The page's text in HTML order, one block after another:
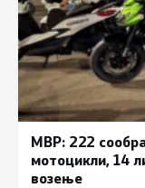
МВР: 222
мотоцикли, 14
возење